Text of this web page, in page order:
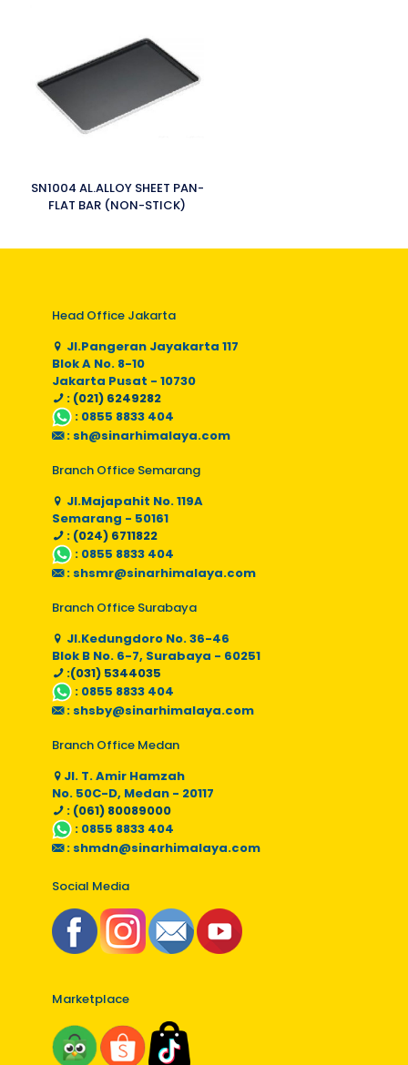
SN1004 AL.ALLOY SHEET PAN-
FLAT BAR (NON-STICK)
Head Office Jakarta
Jl.Pangeran Jayakarta 117
Blok A No. 8-10
Jakarta Pusat - 10730
: (021) 6249282
: 0855 8833 404
: sh@sinarhimalaya.com
Branch Office Semarang
Jl.Majapahit No. 119A
Semarang - 50161
: (024) 6711822
: 0855 8833 404
: shsmr@sinarhimalaya.com
Branch Office Surabaya
Jl.Kedungdoro No. 36-46
Blok B No. 6-7, Surabaya - 60251
:(031) 5344035
: 0855 8833 404
: shsby@sinarhimalaya.com
Branch Office Medan
Jl. T. Amir Hamzah
No. 50C-D, Medan - 20117
: (061) 80089000
: 0855 8833 404
: shmdn@sinarhimalaya.com
Social Media
Marketplace